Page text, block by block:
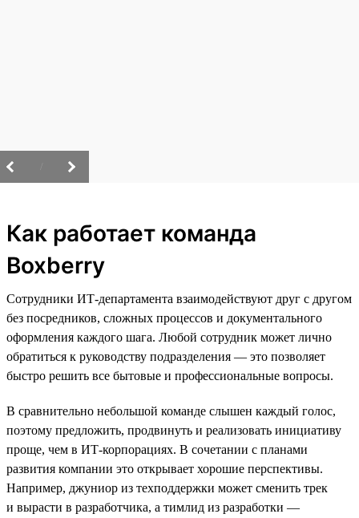
Как работает команда
Boxberry
Сотрудники ИТ-департамента взаимодействуют друг с другом
без посредников, сложных процессов и документального
оформления каждого шага. Любой сотрудник может лично
обратиться к руководству подразделения — это позволяет
быстро решить все бытовые и профессиональные вопросы.
В сравнительно небольшой команде слышен каждый голос,
поэтому предложить, продвинуть и реализовать инициативу
проще, чем в ИТ-корпорациях. В сочетании с планами
развития компании это открывает хорошие перспективы.
Например, джуниор из техподдержки может сменить трек
и вырасти в разработчика, а тимлид из разработки —